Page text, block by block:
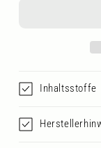
Inhaltsstoffe